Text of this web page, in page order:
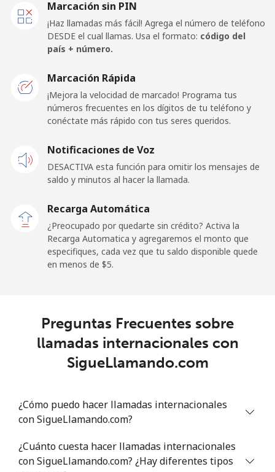
Línea fija
⁦13.5¢⁩
Papua New Guinea
Línea fija ⁦103.9¢⁩ 9 min por ⁦$10⁩ -
Paraguay
Línea fija ⁦2.5¢⁩
⁦4.7¢⁩ 212 min por ⁦$10⁩ ⁦7¢⁩
Peru
⁦0.8¢⁩
1250 min por
⁦$10⁩
Línea fija ⁦14.5¢⁩
Celular ⁦9.5¢⁩ 105 min por ⁦$10⁩
Marcación sin PIN
¡Haz llamadas más fácil! Agrega el número de teléfono
DESDE el cual llamas. Usa el formato: código del
país + número.
Marcación Rápida
¡Mejora la velocidad de marcado! Programa tus
números frecuentes en los dígitos de tu teléfono y
conéctate más rápido con tus seres queridos.
Notificaciones de Voz
DESACTIVA esta función para omitir los mensajes de
saldo y minutos al hacer la llamada.
Recarga Automática
¿Preocupado por quedarte sin crédito? Activa la
Recarga Automatica y agregaremos el monto que
especifiques, cada vez que tu saldo disponible quede
en menos de ⁦$5⁩.
Preguntas Frecuentes sobre
llamadas internacionales con
SigueLlamando.com
¿Cómo puedo hacer llamadas internacionales
con SigueLlamando.com?
¿Cuánto cuesta hacer llamadas internacionales
con SigueLlamando.com? ¿Hay diferentes tipos